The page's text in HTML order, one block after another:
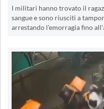
I militari hanno trovato il
sangue e sono riusciti a
arrestando l'emorragia fino